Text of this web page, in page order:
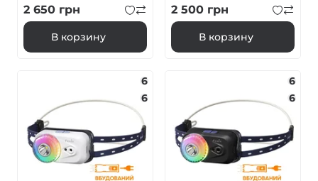
2 650 грн
В корзину
2 500 грн
В корзину
6
6
6
6